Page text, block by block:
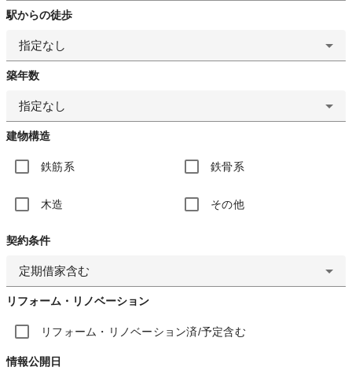
駅からの徒歩
指定なし
築年数
指定なし
建物構造
鉄筋系 鉄骨系
木造 その他
契約条件
定期借家含む
リフォーム・リノベーション
リフォーム・リノベーション済/予定含む
情報公開日